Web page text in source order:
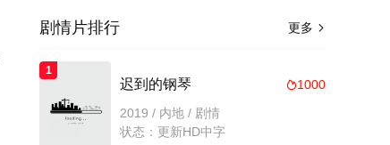
更多 
剧情片排行
1
1000
迟到的钢琴
2019 / 内地 / 剧情
状态：更新HD中字